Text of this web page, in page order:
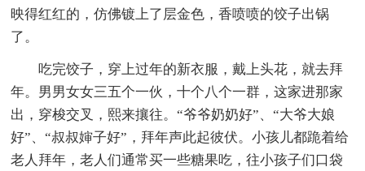
映得红红的，仿佛镀上了层金色，香喷喷的饺子出锅
了。
吃完饺子，穿上过年的新衣服，戴上头花，就去拜
年。男男女女三五个一伙，十个八个一群，这家进那家
出，穿梭交叉，熙来攘往。“爷爷奶奶好”、“大爷大娘
好”、“叔叔婶子好”，拜年声此起彼伏。小孩儿都跪着给
老人拜年，老人们通常买一些糖果吃，往小孩子们口袋